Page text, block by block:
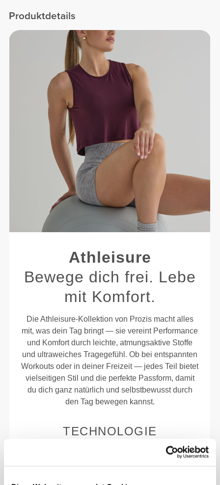
Produktdetails
Athleisure
Bewege dich frei. Lebe
mit Komfort.
Die Athleisure-Kollektion von Prozis macht alles
mit, was dein Tag bringt — sie vereint Performance
und Komfort durch leichte, atmungsaktive Stoffe
und ultraweiches Tragegefühl. Ob bei entspannten
Workouts oder in deiner Freizeit — jedes Teil bietet
vielseitigen Stil und die perfekte Passform, damit
du dich ganz natürlich und selbstbewusst durch
den Tag bewegen kannst.
TECHNOLOGIE